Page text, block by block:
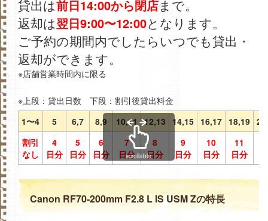
貸出は前日14:00から閉店まで。
返却は翌日9:00〜12:00となります。
ご予約の期間内でしたらいつでも貸出・
返却ができます。
※店舗営業時間内に限る
※上段：貸出日数 下段：割引後貸出料金
1〜4
5 6,7 8,9 10,11 12,13 14,15 16,17 18,19
割引
なし
4
日分
5
日分
6
日分
7
日分
8
日分
9
日分
10
日分
11
日分
scrollable
Canon RF70-200mm F2.8 L IS USM Zの特長